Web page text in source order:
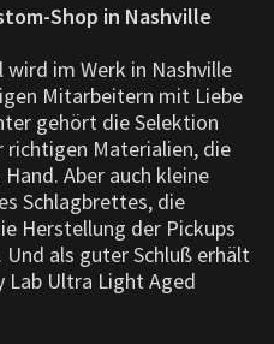
Shop in Nashville
im Werk in Nashville
Mitarbeitern mit Liebe
gehört die Selektion
richtigen Materialien, die
Aber auch kleine
Schlagbrettes, die
Herstellung der Pickups
als guter Schluß erhält
Lab Ultra Light Aged